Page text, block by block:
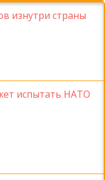
изнутри страны
испытать НАТО